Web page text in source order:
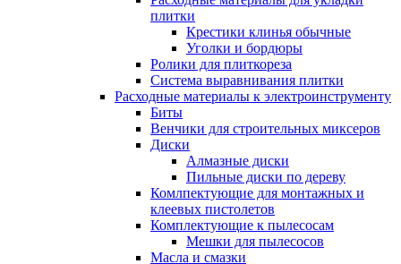
плитки
Крестики клинья обычные
Уголки и бордюры
Ролики для плиткореза
Система выравнивания плитки
Расходные материалы к электроинструменту
Биты
Венчики для строительных миксеров
Диски
Алмазные диски
Пильные диски по дереву
Комлпектующие для монтажных и
клеевых пистолетов
Комплектующие к пылесосам
Мешки для пылесосов
Масла и смазки